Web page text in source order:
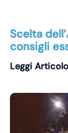
Scelta
consigli
Leggi